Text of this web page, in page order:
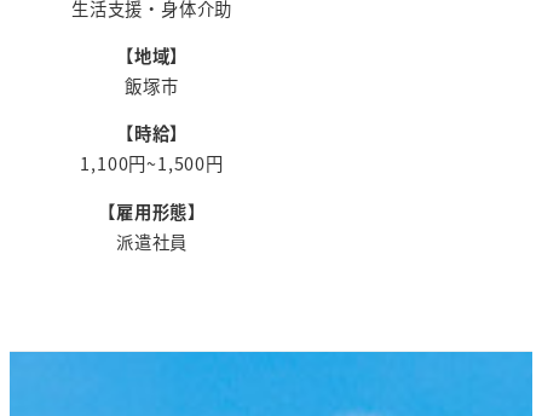
生活支援・身体介助
【地域】
飯塚市
【時給】
1,100円~1,500円
【雇用形態】
派遣社員